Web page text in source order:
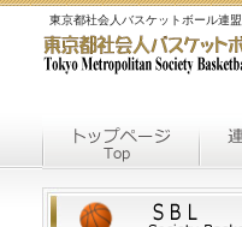
東京都社会人バスケットボール連盟